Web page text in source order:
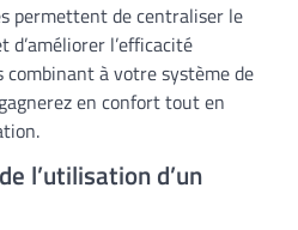
permettent de centraliser le
l’efficacité
combinant à votre système de
en confort tout en
l’utilisation d’un